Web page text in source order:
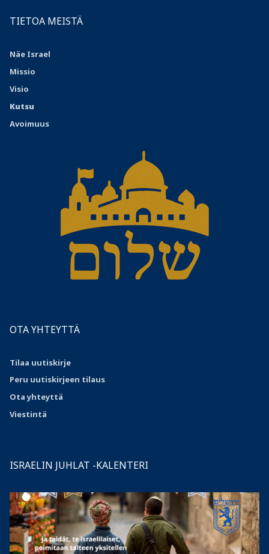
TIETOA MEISTÄ
Näe Israel
Missio
Visio
Kutsu
Avoimuus
OTA YHTEYTTÄ
Tilaa uutiskirje
Peru uutiskirjeen tilaus
Otayhteyttä
Viestintä
ISRAELIN JUHLAT -KALENTERI